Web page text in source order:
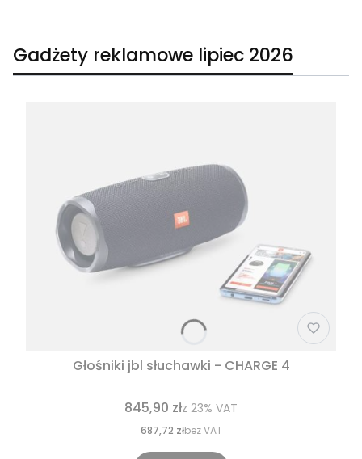
Gadżety reklamowe lipiec 2026
Głośniki jbl słuchawki - CHARGE 4
845,90 złz 23% VAT
687,72 złbez VAT